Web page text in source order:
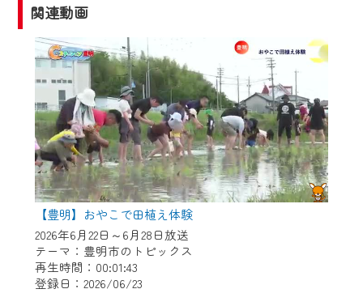
関連動画
【豊明】おやこで田植え体験
2026年6月22日～6月28日放送
テーマ：豊明市のトピックス
再生時間：00:01:43
登録日：2026/06/23
2024年9月24日からはご加入者様へのサー
ビス向上のため、
『CCNet Web TV』を利用いただくには、
一部コンテンツを除き、
CCNetサービスへの加入と『CCNetマイ
ページ※』へのログインが必要となりま
す。
何卒、ご理解ご了承の程よろしくお願い
いたします。
※マイページへのログインには、MyIDが必
要となります。
※MyIDとは、CCNet Web TVを含むCCNetの
各種サービスをご利用頂くためのIDです。